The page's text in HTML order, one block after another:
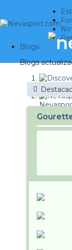
Blogs
Blogs
It's a
Diario de
Revista
Metiendo